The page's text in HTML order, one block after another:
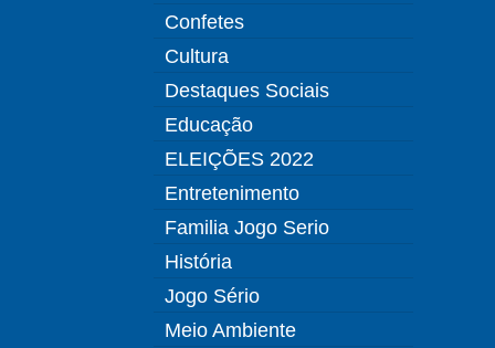
Confetes
Cultura
Destaques Sociais
Educação
ELEIÇÕES 2022
Entretenimento
Familia Jogo Serio
História
Jogo Sério
Meio Ambiente